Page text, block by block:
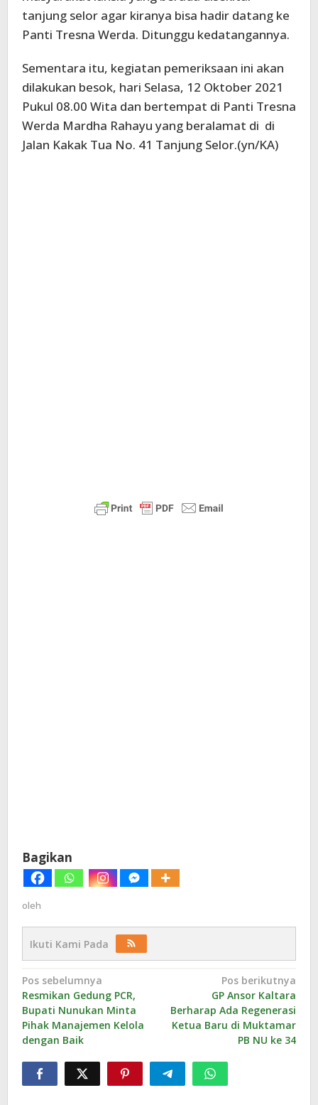
tanjung selor agar kiranya bisa hadir datang ke
Panti Tresna Werda. Ditunggu kedatangannya.
Sementara itu, kegiatan pemeriksaan ini akan
dilakukan besok, hari Selasa, 12 Oktober 2021
Pukul 08.00 Wita dan bertempat di Panti Tresna
Werda Mardha Rahayu yang beralamat di di
Jalan Kakak Tua No. 41 Tanjung Selor.(yn/KA)
Bagikan
oleh
Ikuti Kami Pada
Navigasi
pos
Pos sebelumnya
Resmikan Gedung PCR,
Bupati Nunukan Minta
Pihak Manajemen Kelola
dengan Baik
Pos berikutnya
GP Ansor Kaltara
Berharap Ada Regenerasi
Ketua Baru di Muktamar
PB NU ke 34